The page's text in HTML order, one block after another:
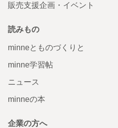
販売支援企画・イベント
読みもの
minneとものづくりと
minne学習帖
ニュース
minneの本
企業の方へ